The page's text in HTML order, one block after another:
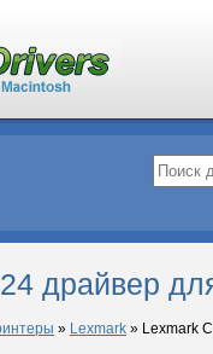
драйвер
» Lexmark » Lexmark